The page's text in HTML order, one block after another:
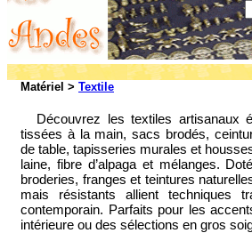
Matériel > Textile
Découvrez les textiles artisanaux
tissées à la main, sacs brodés,
de table, tapisseries murales et
laine, fibre d’alpaga et mélanges.
broderies, franges et teintures
mais résistants allient techniques
contemporain. Parfaits pour les
intérieure ou des sélections en gros